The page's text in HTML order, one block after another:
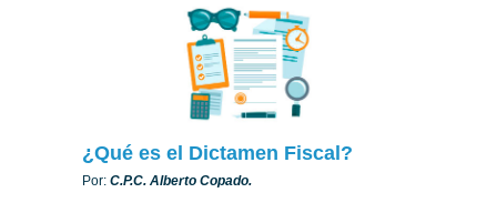
¿Qué es el Dictamen Fiscal?
Por: C.P.C. Alberto Copado.